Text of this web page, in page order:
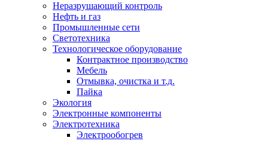
Неразрушающий контроль
Нефть и газ
Промышленные сети
Светотехника
Технологическое оборудование
Контрактное производство
Мебель
Отмывка, очистка и т.д.
Пайка
Экология
Электронные компоненты
Электротехника
Электрообогрев